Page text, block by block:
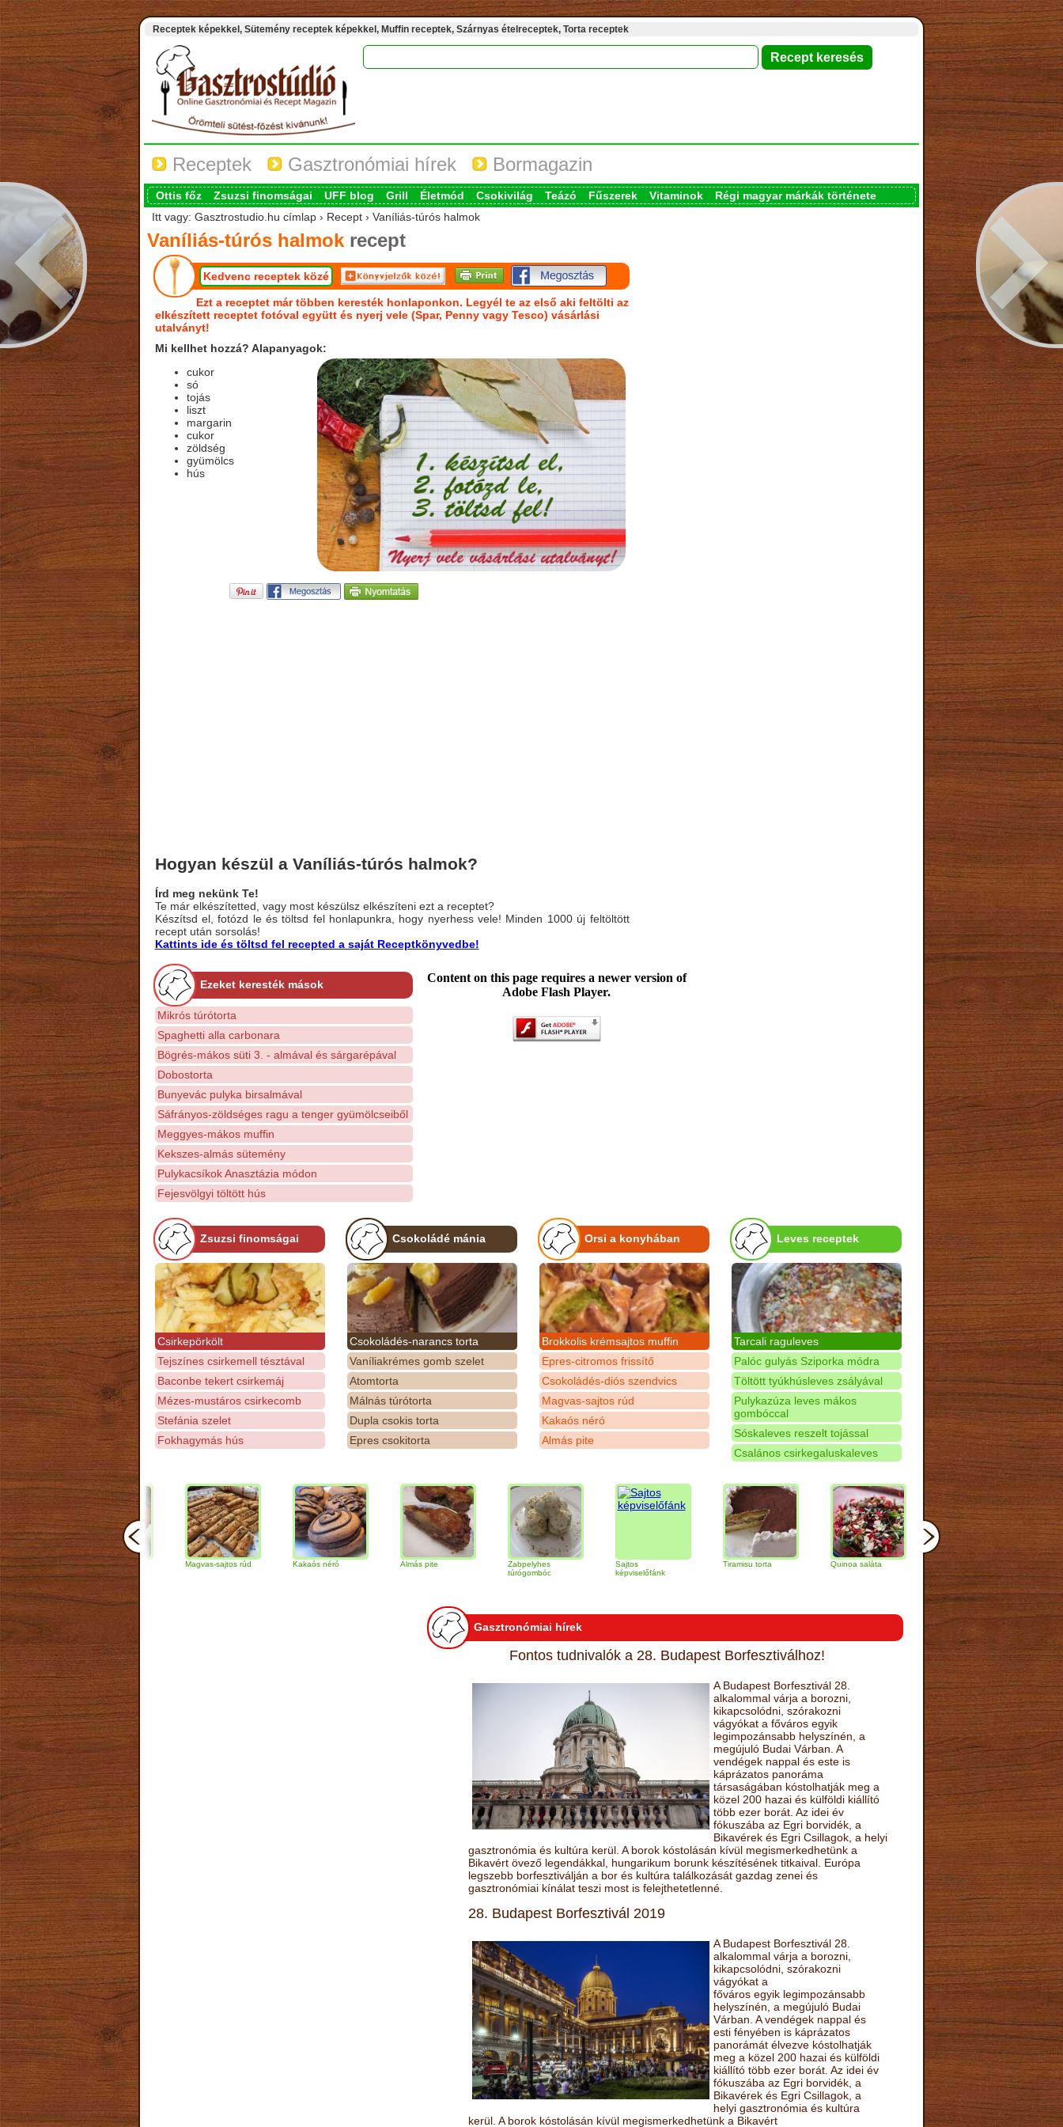
Receptek képekkel, Sütemény receptek képekkel, Muffin receptek, Szárnyas ételreceptek, Torta receptek
Receptek Gasztronómiai hírek Bormagazin
Ottis főz Zsuzsi finomságai UFF blog Grill Életmód Csokivilág Teázó Fűszerek Vitaminok
Régi magyar márkák története
Itt vagy: Gasztrostudio.hu címlap › Recept › Vaníliás-túrós halmok
Vaníliás-túrós halmokrecept
Kedvenc receptek közé
Ezt a receptet már többen keresték honlaponkon. Legyél te az első aki feltölti az
elkészített receptet fotóval együtt és nyerj vele (Spar, Penny vagy Tesco) vásárlási
utalványt!
Mi kellhet hozzá? Alapanyagok:
cukor
só
tojás
liszt
margarin
cukor
zöldség
gyümölcs
hús
Hogyan készül a Vaníliás-túrós halmok?
Írd meg nekünk Te!
Te már elkészítetted, vagy most készülsz elkészíteni ezt a receptet?
Készítsd el, fotózd le és töltsd fel honlapunkra, hogy nyerhess vele! Minden 1000 új feltöltött
recept után sorsolás!
Kattints ide és töltsd fel recepted a saját Receptkönyvedbe!
Ezeket keresték mások
Mikrós túrótorta
Spaghetti alla carbonara
Bögrés-mákos süti 3. - almával és sárgarépával
Dobostorta
Bunyevác pulyka birsalmával
Sáfrányos-zöldséges ragu a tenger gyümölcseiből
Meggyes-mákos muffin
Kekszes-almás sütemény
Pulykacsíkok Anasztázia módon
Fejesvölgyi töltött hús
Content on this page requires a newer version of
Adobe Flash Player.
Zsuzsi finomságai
Csirkepörkölt
Tejszínes csirkemell tésztával
Baconbe tekert csirkemáj
Mézes-mustáros csirkecomb
Stefánia szelet
Fokhagymás hús
Csokoládé mánia
Csokoládés-narancs torta
Vaníliakrémes gomb szelet
Atomtorta
Málnás túrótorta
Dupla csokis torta
Epres csokitorta
Orsi a konyhában
Brokkolis krémsajtos muffin
Epres-citromos frissítő
Csokoládés-diós szendvics
Magvas-sajtos rúd
Kakaós néró
Almás pite
Leves receptek
Tarcali raguleves
Palóc gulyás Sziporka módra
Töltött tyúkhúsleves zsályával
Pulykazúza leves mákos
gombóccal
Sóskaleves reszelt tojással
Csalános csirkegaluskaleves
Csokoládés-diós
szendvics
Magvas-sajtos rúd Kakaós néró Almás pite
Zabpelyhes
túrógombóc
képviselőfánk
Tiramisu torta Quinoa saláta Mandulás kifli
narancs torta
Gasztronómiai hírek
Fontos tudnivalók a 28. Budapest Borfesztiválhoz!
A Budapest Borfesztivál 28.
alkalommal várja a borozni,
kikapcsolódni, szórakozni
vágyókat a főváros egyik
legimpozánsabb helyszínén, a
megújuló Budai Várban. A
vendégek nappal és este is
káprázatos panoráma
társaságában kóstolhatják meg a
közel 200 hazai és külföldi kiállító
több ezer borát. Az idei év
fókuszába az Egri borvidék, a
Bikavérek és Egri Csillagok, a helyi
gasztronómia és kultúra kerül. A borok kóstolásán kívül megismerkedhetünk a
Bikavért övező legendákkal, hungarikum borunk készítésének titkaival. Európa
legszebb borfesztiválján a bor és kultúra találkozását gazdag zenei és
gasztronómiai kínálat teszi most is felejthetetlenné.
28. Budapest Borfesztivál 2019
A Budapest Borfesztivál 28.
alkalommal várja a borozni,
kikapcsolódni, szórakozni
vágyókat a
főváros egyik legimpozánsabb
helyszínén, a megújuló Budai
Várban. A vendégek nappal és
esti fényében is káprázatos
panorámát élvezve kóstolhatják
meg a közel 200 hazai és külföldi
kiállító több ezer borát. Az idei év
fókuszába az Egri borvidék, a
Bikavérek és Egri Csillagok, a
helyi gasztronómia és kultúra
kerül. A borok kóstolásán kívül megismerkedhetünk a Bikavért